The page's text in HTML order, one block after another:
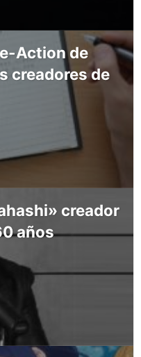
Action de
creadores de
creador
años